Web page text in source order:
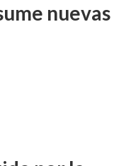
nuevas